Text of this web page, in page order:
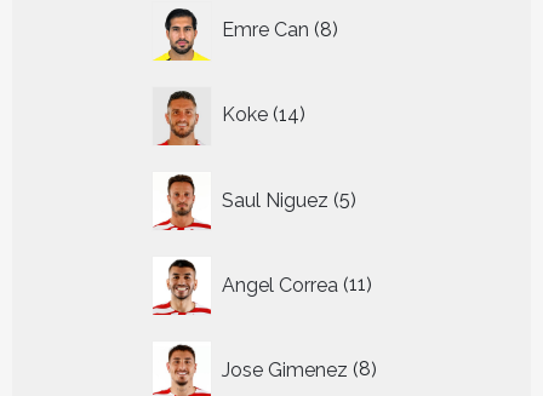
Emre Can 8
producten
Koke 14
producten
Saul Niguez 5
producten
Angel Correa 11
producten
Jose Gimenez 8
producten